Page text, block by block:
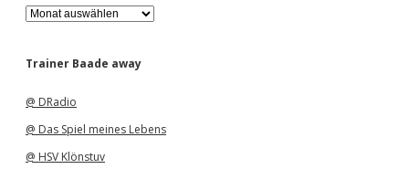
A
r
h
Trainer Baade away
@ DRadio
@ Das Spiel meines Lebens
@ HSV Klönstuv